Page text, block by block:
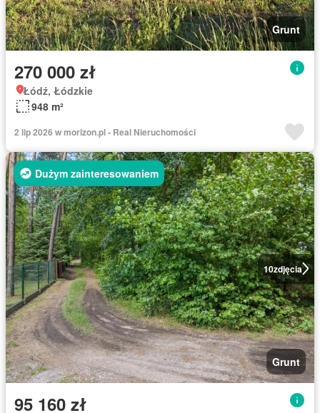
Grunt
270 000 zł
Łódź, Łódzkie
948 m²
2 lip 2026 w morizon.pl - Real Nieruchomości
10zdjęcia
Dużym zainteresowaniem
Grunt
95 160 zł